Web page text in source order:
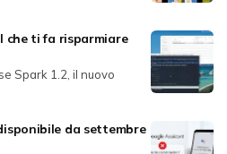
che ti fa risparmiare
Spark 1.2, il nuovo
da settembre